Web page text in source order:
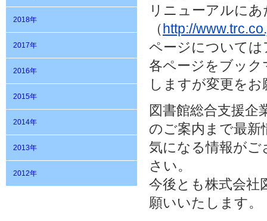
2018年
2017年
2016年
2015年
2014年
2013年
2012年
リニューアルに
（http://
ページについて
各ページをブッ
しますが変更を
図書館総合支援企
のご案内まで最新
気になる情報が
さい。
今後とも株式会社
願いいたします。